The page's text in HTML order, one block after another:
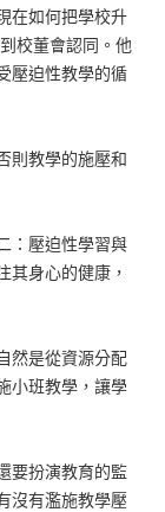
在如何把學校升
校董會認同。他
壓迫性教學的循
則教學的施壓和
：壓迫性學習與
其身心的健康，
然是從資源分配
小班教學，讓學
要扮演教育的監
沒有濫施教學壓